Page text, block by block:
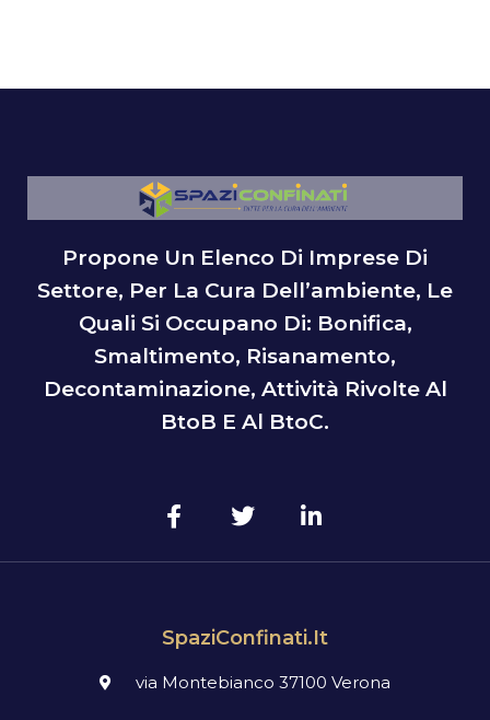
Propone Un Elenco Di Imprese Di
Settore, Per La Cura Dell’ambiente, Le
Quali Si Occupano Di: Bonifica,
Smaltimento, Risanamento,
Decontaminazione, Attività Rivolte Al
BtoB E Al BtoC.
SpaziConfinati.it
via Montebianco 37100 Verona